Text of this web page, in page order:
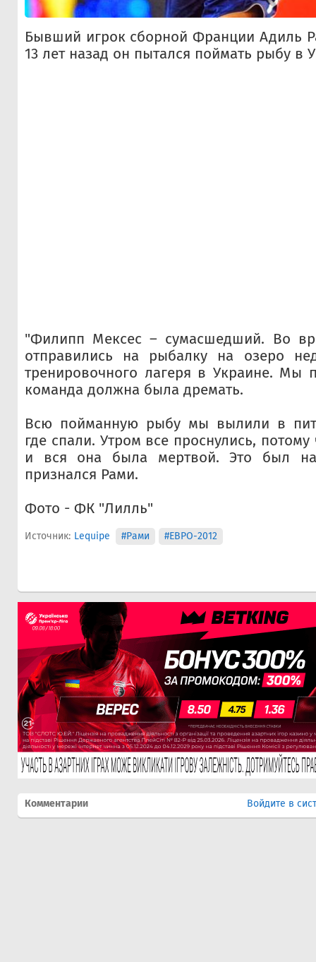
Бывший игрок сборной Франции Адиль
13 лет назад он пытался поймать рыбу в
"Филипп Мексес – сумасшедший. Во
отправились на рыбалку на озеро
тренировочного лагеря в Украине. Мы
команда должна была дремать.
Всю пойманную рыбу мы вылили в
где спали. Утром все проснулись,
и вся она была мертвой. Это был
признался Рами.
Фото - ФК "Лилль"
Источник: Lequipe #Рами #ЕВРО-2012
Комментарии Войдите в